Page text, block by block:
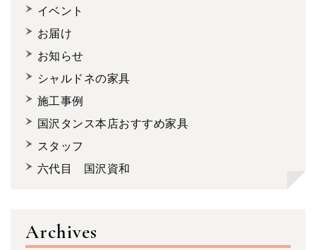
イベント
お届け
お知らせ
シャルドネの家具
施工事例
国沢タンス本店おすすめ家具
スタッフ
六代目 国沢資和
Archives